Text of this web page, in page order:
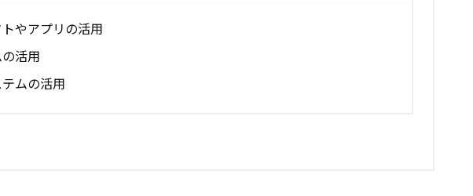
やアプリの活用
活用
ムの活用